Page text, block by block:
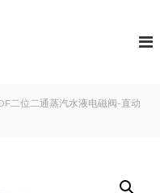
二位二通蒸汽水液电磁阀-直动